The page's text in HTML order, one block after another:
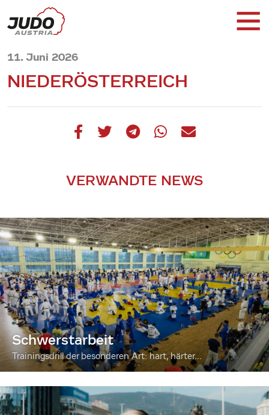
11. Juni 2026
NIEDERÖSTERREICH
VERWANDTE NEWS
Schwerstarbeit
Trainingsdrill der besonderen Art: hart, härter...